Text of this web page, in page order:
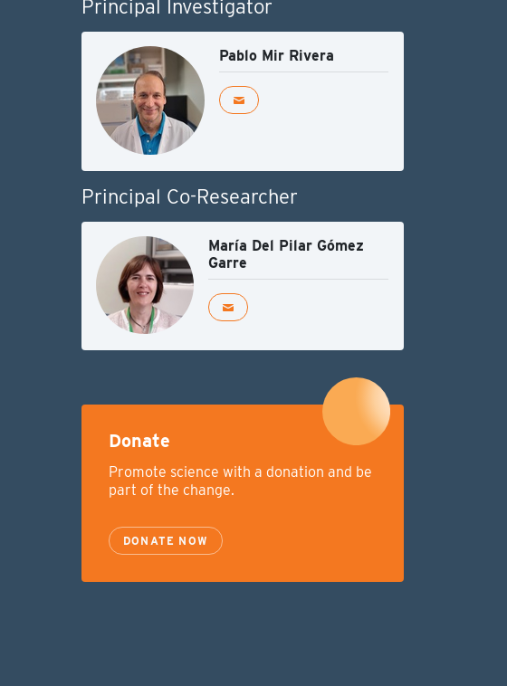
Principal Investigator
Pablo Mir Rivera
Principal Co-Researcher
María Del Pilar Gómez
Garre
Donate
Promote science with a donation and be
part of the change.
DONATE NOW